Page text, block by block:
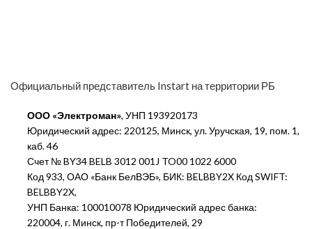
Официальный представитель Instart на территории РБ
ООО «Электроман», УНП 193920173
Юридический адрес: 220125, Минск, ул. Уручская, 19, пом. 1,
каб. 46
Счет № BY34 BELB 3012 001J TO00 1022 6000
Код 933, ОАО «Банк БелВЭБ», БИК: BELBBY2X Код SWIFT:
BELBBY2X,
УНП Банка: 100010078 Юридический адрес банка:
220004, г. Минск, пр-т Победителей, 29